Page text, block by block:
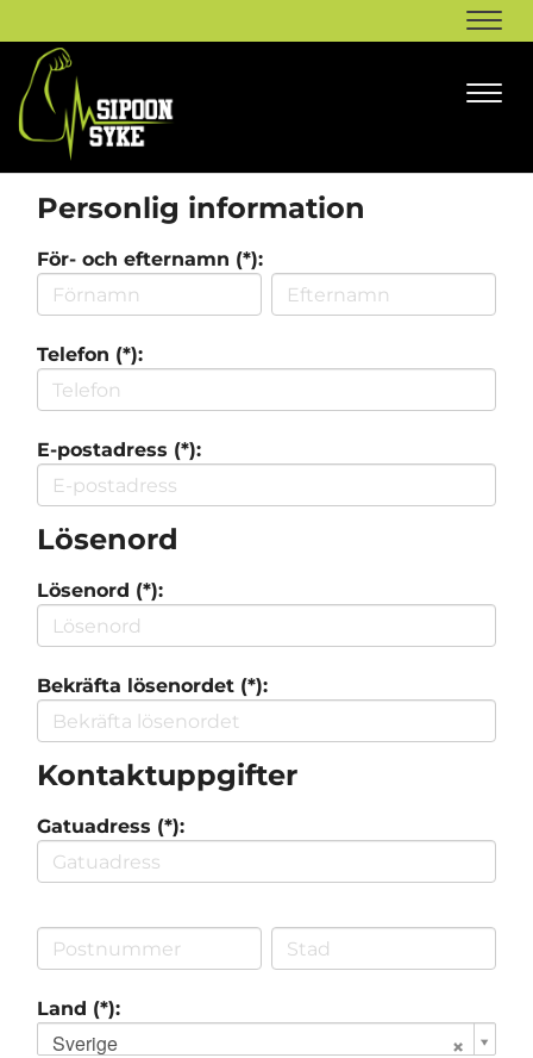
Personlig information
För- och efternamn (*):
Telefon (*):
E-postadress (*):
Lösenord
Lösenord (*):
Bekräfta lösenordet (*):
Kontaktuppgifter
Gatuadress (*):
Land (*):
Sverige